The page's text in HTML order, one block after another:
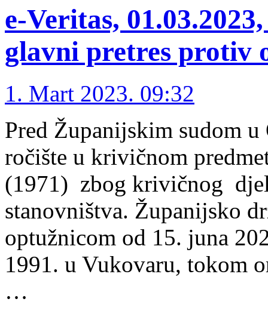
e-Veritas,
glavni pretres protiv
1. Mart 2023. 09:32
Pred Županijskim sudom u
ročište u krivičnom
(1971) zbog krivičnog
stanovništva. Županijsko
optužnicom od 15. juna
1991. u Vukovaru, tokom
…